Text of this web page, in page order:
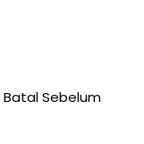
Batal Sebelum